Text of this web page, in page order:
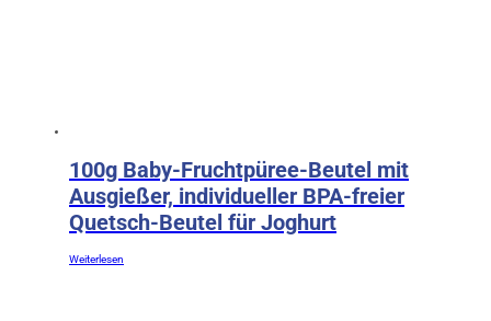
100g Baby-Fruchtpüree-Beutel mit
Ausgießer, individueller BPA-freier
Quetsch-Beutel für Joghurt
Weiterlesen